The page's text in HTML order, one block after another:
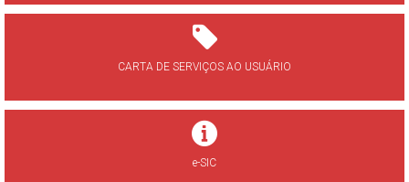
CARTA DE SERVIÇOS AO USUÁRIO
e-SIC